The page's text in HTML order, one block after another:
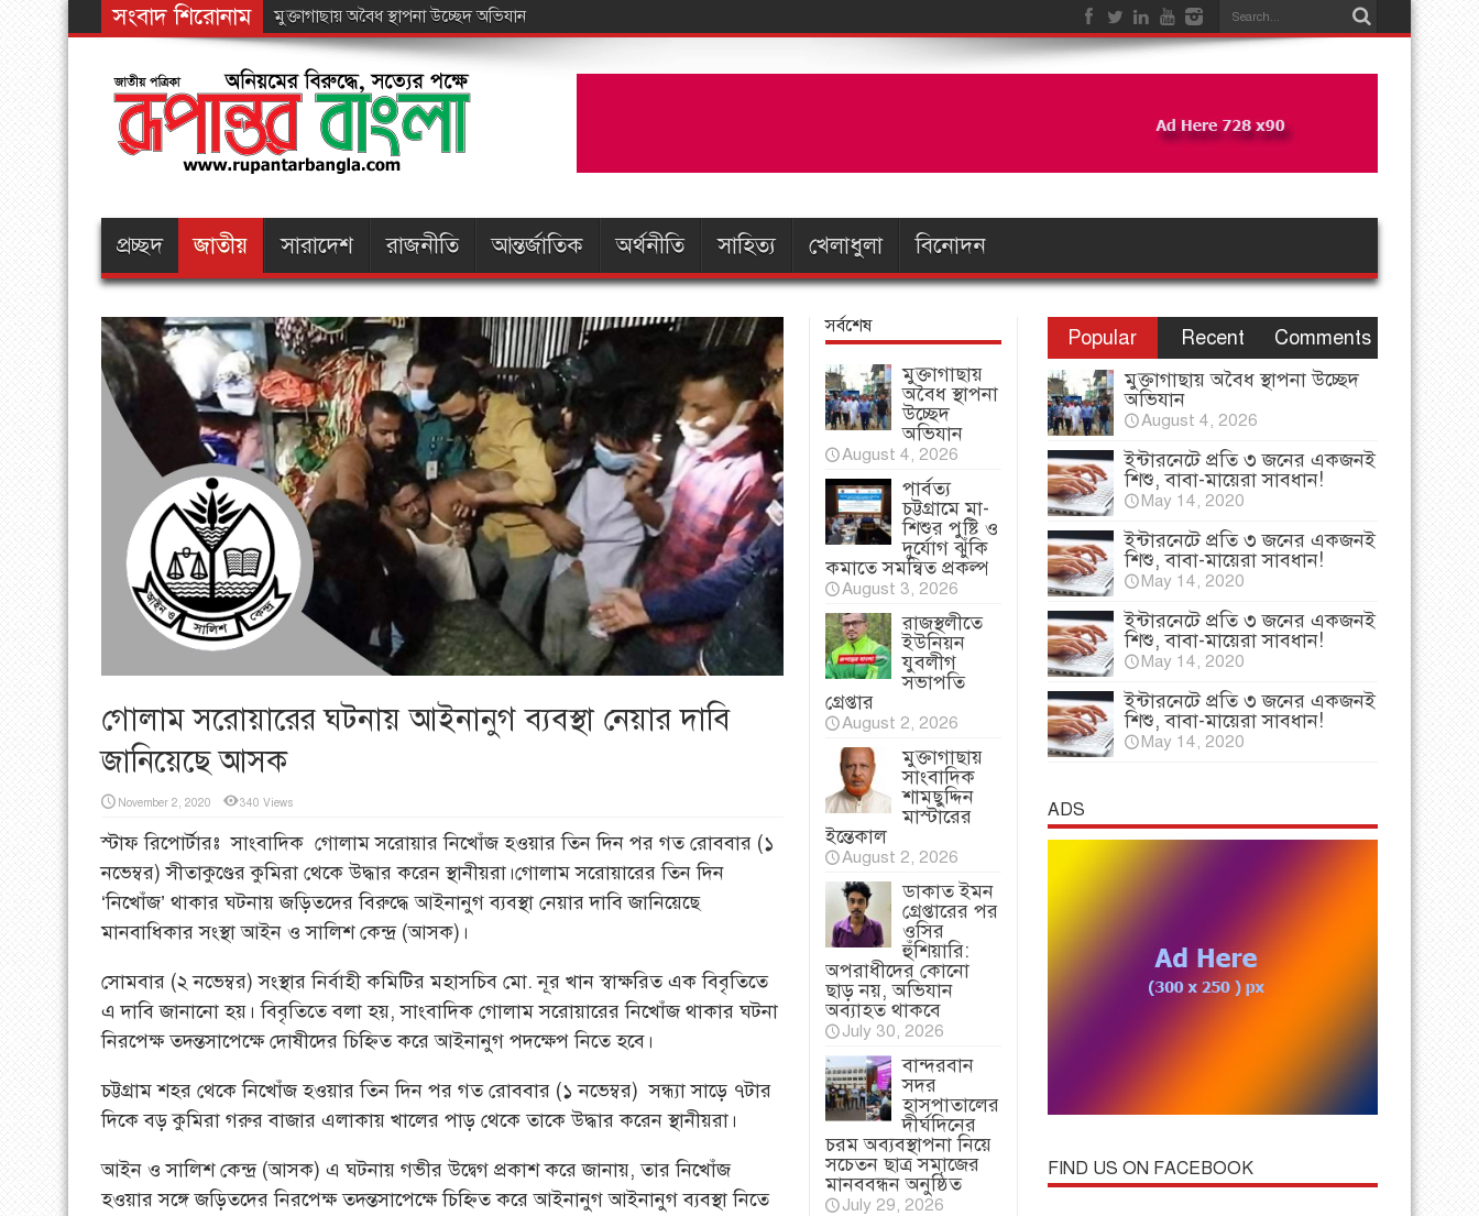
সংবাদ শিরোনাম পার্বত্
প্রচ্ছদ জাতীয় সারাদেশ রাজনীতি আন্তর্জাতিক অর্থনীতি সাহিত্য খেলাধুলা বিনোদন
গোলাম সরোয়ারের ঘটনায় আইনানুগ ব্যবস্থা নেয়ার দাবি
জানিয়েছে আসক
November 2, 2020 340 Views
স্টাফ রিপোর্টারঃ সাংবাদিক গোলাম সরোয়ার নিখোঁজ হওয়ার তিন দিন পর গত রোববার (১
নভেম্বর) সীতাকুণ্ডের কুমিরা থেকে উদ্ধার করেন স্থানীয়রা।গোলাম সরোয়ারের তিন দিন
‘নিখোঁজ’ থাকার ঘটনায় জড়িতদের বিরুদ্ধে আইনানুগ ব্যবস্থা নেয়ার দাবি জানিয়েছে
মানবাধিকার সংস্থা আইন ও সালিশ কেন্দ্র (আসক)।
সোমবার (২ নভেম্বর) সংস্থার নির্বাহী কমিটির মহাসচিব মো. নূর খান স্বাক্ষরিত এক বিবৃতিতে
এ দাবি জানানো হয়। বিবৃতিতে বলা হয়, সাংবাদিক গোলাম সরোয়ারের নিখোঁজ থাকার ঘটনা
নিরপেক্ষ তদন্তসাপেক্ষে দোষীদের চিহ্নিত করে আইনানুগ পদক্ষেপ নিতে হবে।
চট্টগ্রাম শহর থেকে নিখোঁজ হওয়ার তিন দিন পর গত রোববার (১ নভেম্বর) সন্ধ্যা সাড়ে ৭টার
দিকে বড় কুমিরা গরুর বাজার এলাকায় খালের পাড় থেকে তাকে উদ্ধার করেন স্থানীয়রা।
আইন ও সালিশ কেন্দ্র (আসক) এ ঘটনায় গভীর উদ্বেগ প্রকাশ করে জানায়, তার নিখোঁজ
হওয়ার সঙ্গে জড়িতদের নিরপেক্ষ তদন্তসাপেক্ষে চিহ্নিত করে আইনানুগ আইনানুগ ব্যবস্থা নিতে
সর্বশেষ
মুক্তাগাছায়
অবৈধ স্থাপনা
উচ্ছেদ
অভিযান
August 4, 2026
পার্বত্য
চট্টগ্রামে মা-
শিশুর পুষ্টি ও
দুর্যোগ ঝুঁকি
কমাতে সমন্বিত প্রকল্প
August 3, 2026
রাজস্থলীতে
ইউনিয়ন
যুবলীগ
সভাপতি
গ্রেপ্তার
August 2, 2026
মুক্তাগাছায়
সাংবাদিক
শামছুদ্দিন
মাস্টারের
ইন্তেকাল
August 2, 2026
ডাকাত ইমন
গ্রেপ্তারের পর
ওসির
হুঁশিয়ারি:
অপরাধীদের কোনো
ছাড় নয়, অভিযান
অব্যাহত থাকবে
July 30, 2026
বান্দরবান
সদর
হাসপাতালের
দীর্ঘদিনের
চরম অব্যবস্থাপনা নিয়ে
সচেতন ছাত্র সমাজের
মানববন্ধন অনুষ্ঠিত
July 29, 2026
Popular Recent
Comments
মুক্তাগাছায় অবৈধ স্থাপনা উচ্ছেদ
অভিযান
August 4, 2026
ইন্টারনেটে প্রতি ৩ জনের একজনই
শিশু, বাবা-মায়েরা সাবধান!
May 14, 2020
ইন্টারনেটে প্রতি ৩ জনের একজনই
শিশু, বাবা-মায়েরা সাবধান!
May 14, 2020
ইন্টারনেটে প্রতি ৩ জনের একজনই
শিশু, বাবা-মায়েরা সাবধান!
May 14, 2020
ইন্টারনেটে প্রতি ৩ জনের একজনই
শিশু, বাবা-মায়েরা সাবধান!
May 14, 2020
ADS
FIND US ON FACEBOOK